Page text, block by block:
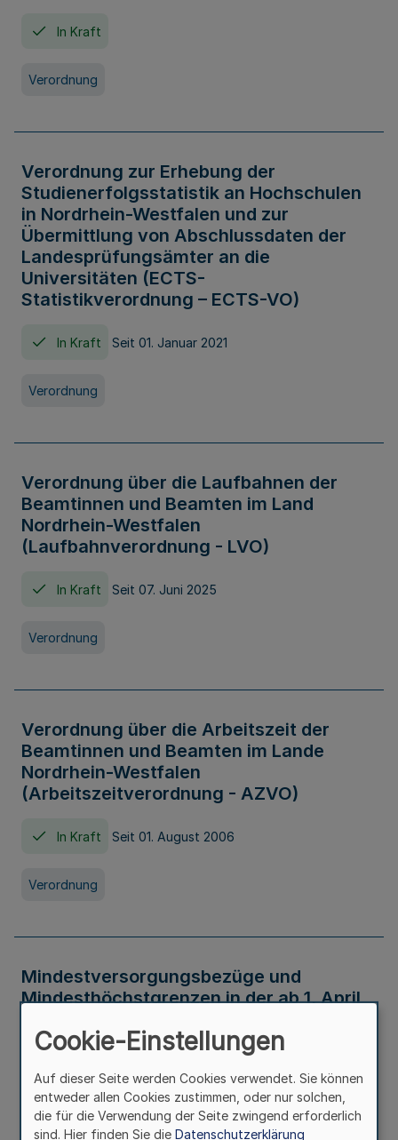
In Kraft
Verordnung
Verordnung zur Erhebung der
Studienerfolgsstatistik an Hochschulen
in Nordrhein-Westfalen und zur
Übermittlung von Abschlussdaten der
Landesprüfungsämter an die
Universitäten (ECTS-
Statistikverordnung – ECTS-VO)
In Kraft Seit 01. Januar 2021
Verordnung
Verordnung über die Laufbahnen der
Beamtinnen und Beamten im Land
Nordrhein-Westfalen
(Laufbahnverordnung - LVO)
In Kraft Seit 07. Juni 2025
Verordnung
Verordnung über die Arbeitszeit der
Beamtinnen und Beamten im Lande
Nordrhein-Westfalen
(Arbeitszeitverordnung - AZVO)
In Kraft Seit 01. August 2006
Verordnung
Mindestversorgungsbezüge und
Mindesthöchstgrenzen in der ab 1. April
Verwaltungsvorschrift
Cookie-Einstellungen
Auf dieser Seite werden Cookies verwendet. Sie können
entweder allen Cookies zustimmen, oder nur solchen,
die für die Verwendung der Seite zwingend erforderlich
sind. Hier finden Sie die Datenschutzerklärung